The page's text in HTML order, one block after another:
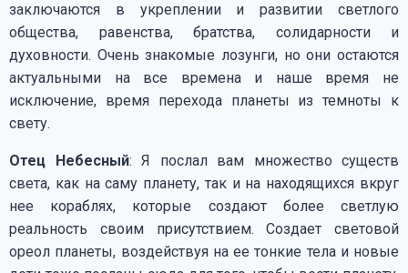
заключаются в укреплении и развитии светлого
общества, равенства, братства, солидарности и
духовности. Очень знакомые лозунги, но они остаются
актуальными на все времена и наше время не
исключение, время перехода планеты из темноты к
свету.
Отец Небесный: Я послал вам множество существ
света, как на саму планету, так и на находящихся вкруг
нее кораблях, которые создают более светлую
реальность своим присутствием. Создает световой
ореол планеты, воздействуя на ее тонкие тела и новые